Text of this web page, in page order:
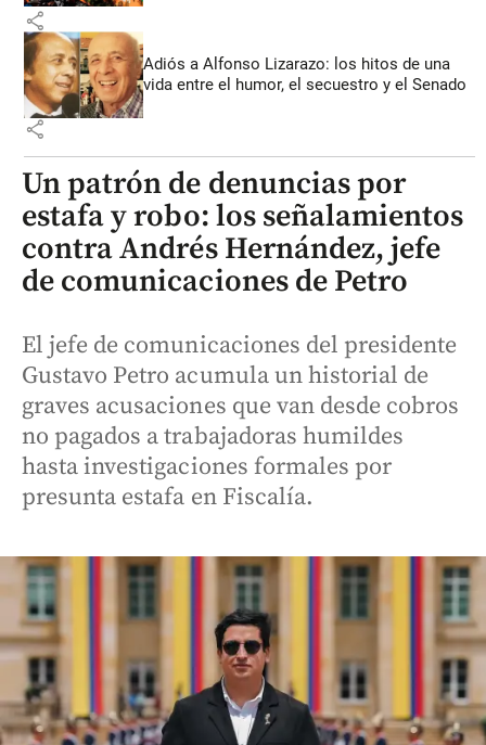
share
Adiós a Alfonso Lizarazo: los hitos de una
vida entre el humor, el secuestro y el Senado
share
Un patrón de denuncias por
estafa y robo: los señalamientos
contra Andrés Hernández, jefe
de comunicaciones de Petro
El jefe de comunicaciones del presidente
Gustavo Petro acumula un historial de
graves acusaciones que van desde cobros
no pagados a trabajadoras humildes
hasta investigaciones formales por
presunta estafa en Fiscalía.